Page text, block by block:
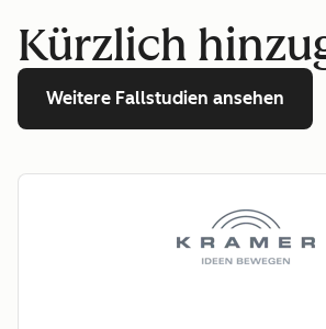
Kürzlich
Weitere Fallstudien ansehen